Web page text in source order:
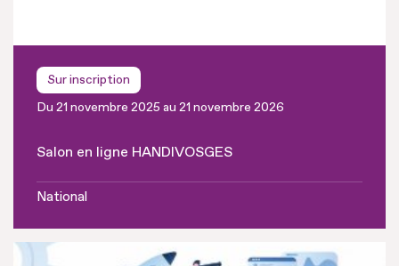
Sur inscription
Du 21 novembre 2025 au 21 novembre 2026
Salon en ligne HANDIVOSGES
National